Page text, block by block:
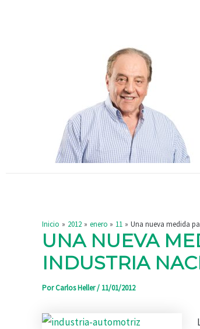
Inicio 2012 enero 11 Una nueva medida
UNA NUEVA
INDUSTRIA
PorCarlos Heller/ 11/01/2012